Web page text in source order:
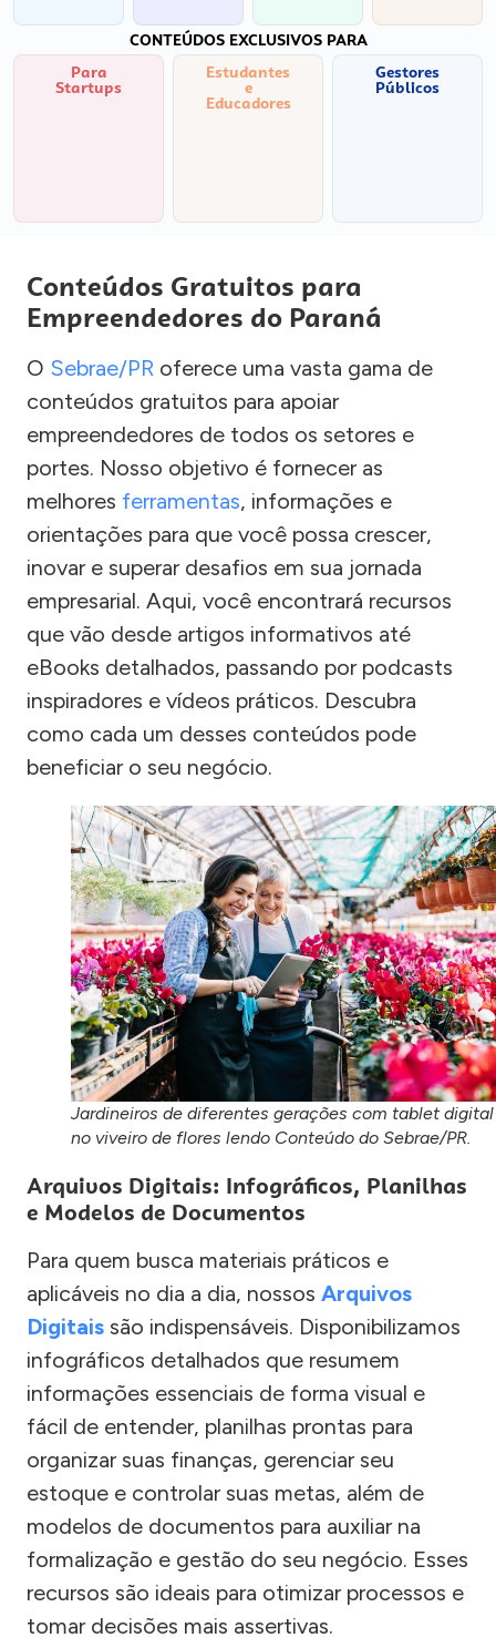
CONTEÚDOS EXCLUSIVOS PARA
Para
Startups
Estudantes
e
Educadores
Gestores
Públicos
Conteúdos Gratuitos para
Empreendedores do Paraná
O Sebrae/PR oferece uma vasta gama de
conteúdos gratuitos para apoiar
empreendedores de todos os setores e
portes. Nosso objetivo é fornecer as
melhores ferramentas, informações e
orientações para que você possa crescer,
inovar e superar desafios em sua jornada
empresarial. Aqui, você encontrará recursos
que vão desde artigos informativos até
eBooks detalhados, passando por podcasts
inspiradores e vídeos práticos. Descubra
como cada um desses conteúdos pode
beneficiar o seu negócio.
Jardineiros de diferentes gerações com tablet digital
no viveiro de flores lendo Conteúdo do Sebrae/PR.
Arquivos Digitais: Infográficos, Planilhas
e Modelos de Documentos
Para quem busca materiais práticos e
aplicáveis no dia a dia, nossos Arquivos
Digitais são indispensáveis. Disponibilizamos
infográficos detalhados que resumem
informações essenciais de forma visual e
fácil de entender, planilhas prontas para
organizar suas finanças, gerenciar seu
estoque e controlar suas metas, além de
modelos de documentos para auxiliar na
formalização e gestão do seu negócio. Esses
recursos são ideais para otimizar processos e
tomar decisões mais assertivas.